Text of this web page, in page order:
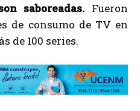
saboreadas. Fueron
de consumo de TV en
de 100 series.